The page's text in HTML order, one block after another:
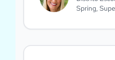
Spring,